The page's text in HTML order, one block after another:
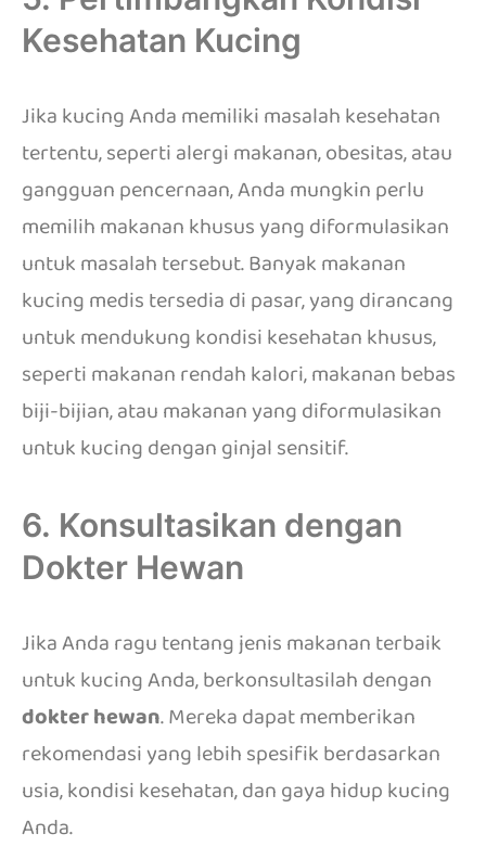
Kesehatan Kucing
Jika kucing Anda memiliki masalah kesehatan
tertentu, seperti alergi makanan, obesitas, atau
gangguan pencernaan, Anda mungkin perlu
memilih makanan khusus yang diformulasikan
untuk masalah tersebut. Banyak makanan
kucing medis tersedia di pasar, yang dirancang
untuk mendukung kondisi kesehatan khusus,
seperti makanan rendah kalori, makanan bebas
biji-bijian, atau makanan yang diformulasikan
untuk kucing dengan ginjal sensitif.
6. Konsultasikan dengan
Dokter Hewan
Jika Anda ragu tentang jenis makanan terbaik
untuk kucing Anda, berkonsultasilah dengan
dokter hewan. Mereka dapat memberikan
rekomendasi yang lebih spesifik berdasarkan
usia, kondisi kesehatan, dan gaya hidup kucing
Anda.